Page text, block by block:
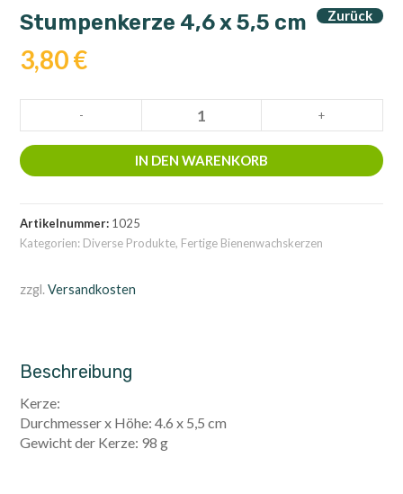
Zurück
Stumpenkerze 4,6 x 5,5 cm
3,80€
4,6
x
5,5
- +
IN DEN WARENKORB
Artikelnummer: 1025
Kategorien: Diverse Produkte, Fertige Bienenwachskerzen
zzgl.Versandkosten
Beschreibung
Kerze:
Durchmesser x Höhe: 4.6 x 5,5 cm
Gewicht der Kerze: 98 g